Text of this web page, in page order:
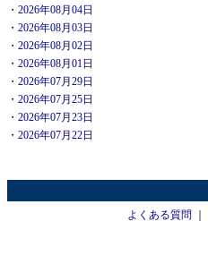
・ 2026年08月04日
・ 2026年08月03日
・ 2026年08月02日
・ 2026年08月01日
・ 2026年07月29日
・ 2026年07月25日
・ 2026年07月23日
・ 2026年07月22日
よくある質問